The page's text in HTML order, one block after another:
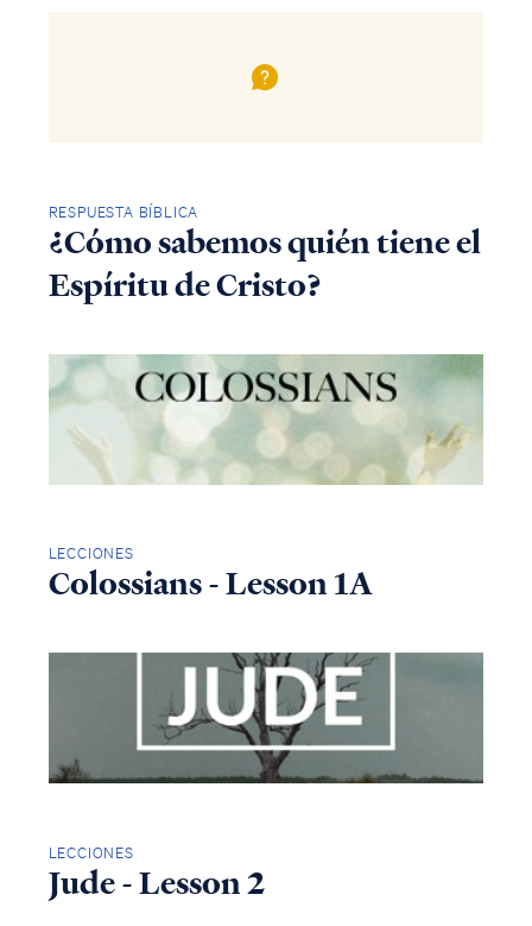
RESPUESTA BÍBLICA
¿Cómo sabemos quién tiene el
Espíritu de Cristo?
LECCIONES
Colossians - Lesson 1A
LECCIONES
Jude - Lesson 2